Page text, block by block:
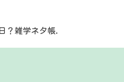
？雑学ネタ帳.